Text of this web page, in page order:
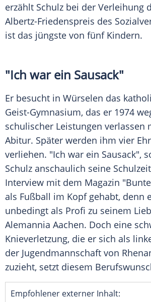
erzählt Schulz bei der Verleihung
Albertz-Friedenspreis des
ist das jüngste von fünf Kindern.
"Ich war ein Sausack"
Er besucht in Würselen das
Geist-Gymnasium, das er 1974
schulischer Leistungen verlassen
Abitur. Später werden ihm vier
verliehen. "Ich war ein Sausack",
Schulz anschaulich seine
Interview mit dem Magazin
als Fußball im Kopf gehabt, denn
unbedingt als Profi zu seinem
Alemannia Aachen. Doch eine
Knieverletzung, die er sich als
der Jugendmannschaft von
zuzieht, setzt diesem
Empfohlener externer Inhalt: